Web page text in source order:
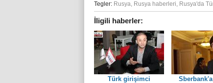
Tegler: Rusya Rusya haberleri Rusya'da
İligili haberler:
Türk girişimci